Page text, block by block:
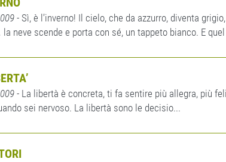
- Sì, è l’inverno! Il cielo, che da azzurro, diventa
neve scende e porta con sé, un tappeto bianco. E
- La libertà è concreta, ti fa sentire più allegra, più
sei nervoso. La libertà sono le decisio...